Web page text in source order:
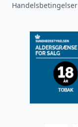
Handelsbetingelser